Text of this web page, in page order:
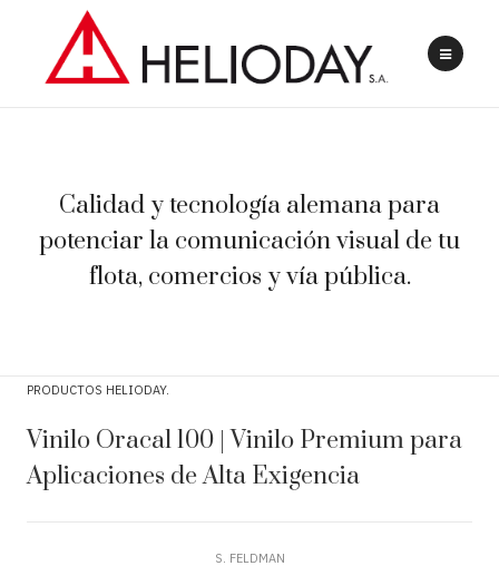
Calidad y tecnología alemana para
potenciar la comunicación visual de tu
flota, comercios y vía pública.
PRODUCTOS HELIODAY
Vinilo Oracal 100 | Vinilo Premium para
Aplicaciones de Alta Exigencia
S. FELDMAN